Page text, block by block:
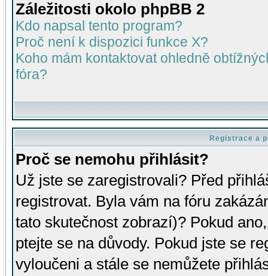
Záležitosti okolo phpBB 2
Kdo napsal tento program?
Proč není k dispozici funkce X?
Koho mám kontaktovat ohledně
fóra?
Registrace a
Proč se nemohu přihlásit?
Už jste se zaregistrovali? Před
registrovat. Byla vám na fóru
tato skutečnost zobrazí)? Pokud
ptejte se na důvody. Pokud jste se
vyloučeni a stále se nemůžete